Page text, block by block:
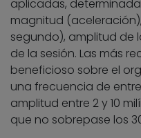
aplicadas,
magnitud
segundo), amplitud de
de la sesión. Las más
beneficioso sobre el
una frecuencia de
amplitud entre 2 y 10
que no sobrepase los